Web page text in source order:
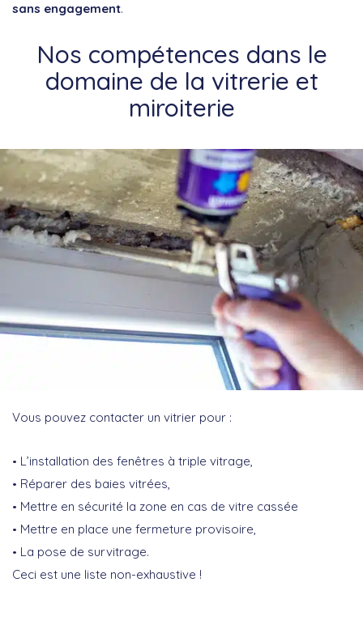
sans engagement.
Nos compétences dans le
domaine de la vitrerie et
miroiterie
Vous pouvez contacter un vitrier pour :
L’installation des fenêtres à triple vitrage,
Réparer des baies vitrées,
Mettre en sécurité la zone en cas de vitre cassée
Mettre en place une fermeture provisoire,
La pose de survitrage.
Ceci est une liste non-exhaustive !